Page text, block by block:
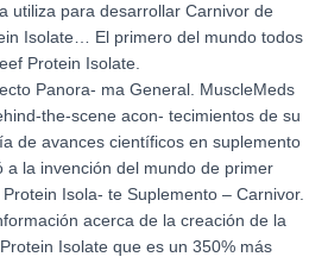
utiliza para desarrollar Carnivor de
Isolate… El primero del mundo todos
Protein Isolate.
Panora- ma General. MuscleMeds
the-scene acon- tecimientos de su
de avances científicos en suplemento
a la invención del mundo de primer
Isola- te Suplemento – Carnivor.
acerca de la creación de la
Isolate que es un 350% más